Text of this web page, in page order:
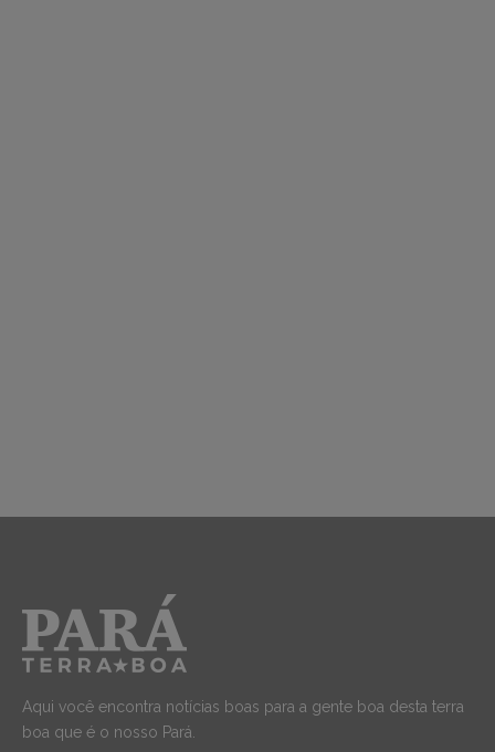
Aqui você encontra notícias boas para a gente boa desta terra
boa que é o nosso Pará.